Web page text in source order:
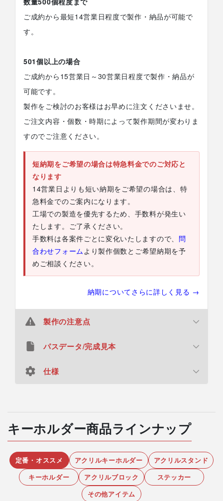
ご成約から最短14営業日程度で製作・納品が可能で
す。
501個以上の場合
ご成約から15営業日～30営業日程度で製作・納品が
可能です。
製作をご検討のお客様はお早めに注文くださいませ。
ご注文内容・個数・時期によって製作期間が変わりま
すのでご注意ください。
短納期をご希望の場合は特急料金でのご対応と
なります
14営業日よりも短い納期をご希望の場合は、特
急料金でのご案内になります。
工場での製造を優先するため、手数料が発生い
たします。ご了承ください。
手数料は各案件ごとに変化いたしますので、 問
合わせフォーム より製作個数とご希望納期を予
めご相談ください。
納期についてさらに詳しく見る →
製作の注意点
単価はデザイン毎・仕様毎にご案内いたしま
す。数量を合算してのご案内ではないためご注
最小ロットのご案内
ます。 例：2デザインの場合…各50個・計100個
以上のご注文が必要です。
個別包装について
パスデータ/完成見本
デザインデータについて
けで簡単に制作が可能です。デザインデータをご自身
で作成されるお客様は、ご希望のカットラインと白版
部分をIllustrator で作成をお願いします。詳細は完成
見本をダウンロードいただき、 ご確認くださいま
せ。
不要な背景の削除、追加の文字入れなどのデザイン加
仕様
LEDパーツ W26mm×H80mm
レバー付ナスカン：金属（長さ4.8㎝、
幅9mm)
サイズ
5～6㎝
全体：W50×H126mm以内 or
W60×H136mm以内
キーホルダー商品ラインナップ
定番・オススメ アクリルキーホルダー
アクリルスタンド
キーホルダー
アクリルブロック
ステッカー
その他アイテム